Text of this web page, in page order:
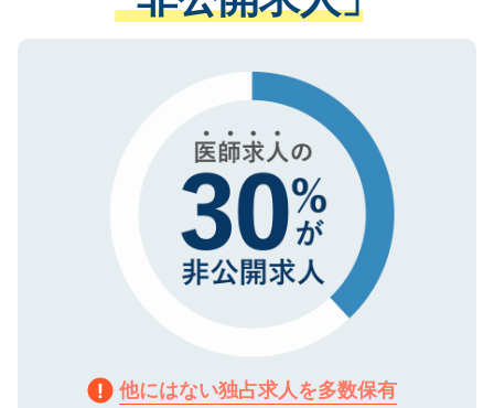
で、機密保持に関してもご安心ください。
ない方には、長期的なサポートが可能です
ので、まずはご登録ください。
他にはない独占求人を多数保有